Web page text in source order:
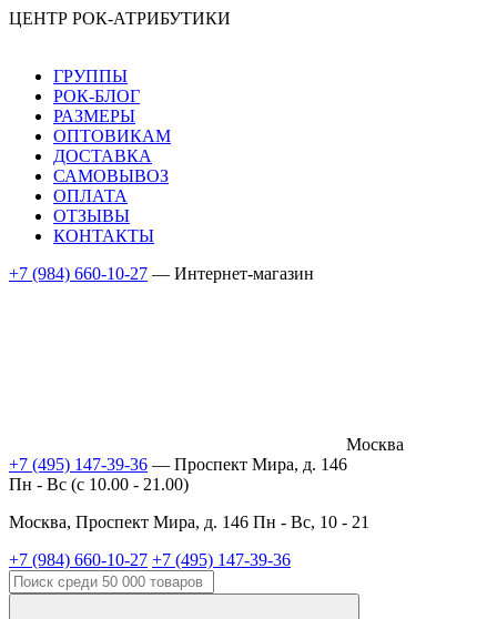
ЦЕНТР РОК-АТРИБУТИКИ
ГРУППЫ
РОК-БЛОГ
РАЗМЕРЫ
ОПТОВИКАМ
ДОСТАВКА
САМОВЫВОЗ
ОПЛАТА
ОТЗЫВЫ
КОНТАКТЫ
+7 (984) 660-10-27 — Интернет-магазин
Москва
+7 (495) 147-39-36 — Проспект Мира, д. 146
Пн - Вс (c 10.00 - 21.00)
Москва, Проспект Мира, д. 146 Пн - Вс, 10 - 21
+7 (984) 660-10-27 +7 (495) 147-39-36